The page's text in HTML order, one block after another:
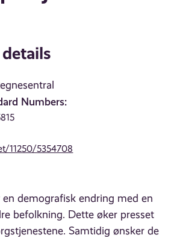
Numbers:
11250/5354708
demografisk endring med en
befolkning. Dette øker presset
Samtidig ønsker de